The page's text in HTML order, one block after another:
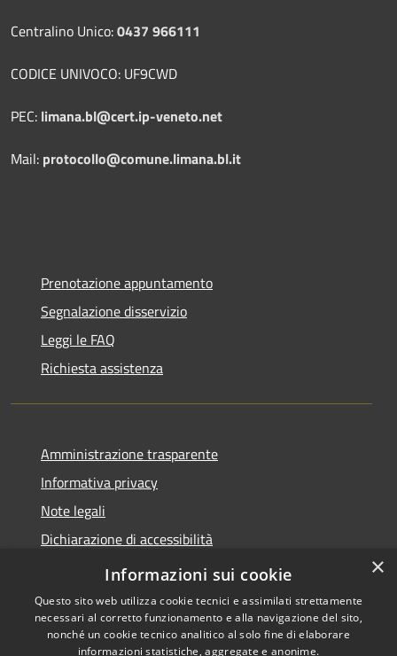
Centralino Unico:0437 966111
CODICE UNIVOCO: UF9CWD
PEC: limana.bl@cert.ip-veneto.net
Mail: protocollo@comune.limana.bl.it
Prenotazione appuntamento
Segnalazione disservizio
Leggi le FAQ
Richiesta assistenza
Amministrazione trasparente
Informativa privacy
Note legali
Dichiarazione di accessibilità
Moduli Privacy Amministrazione trasparente
×
Informazioni sui cookie
Questo sito web utilizza cookie tecnici e assimilati strettamente
necessari al corretto funzionamento e alla navigazione del sito,
nonché un cookie tecnico analitico al solo fine di elaborare
informazioni statistiche, aggregate e anonime.